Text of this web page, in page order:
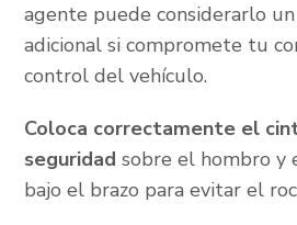
agente puede considerarlo
adicional si compromete tu
control del vehículo.
Coloca correctamente el
seguridad sobre el hombro y
bajo el brazo para evitar el